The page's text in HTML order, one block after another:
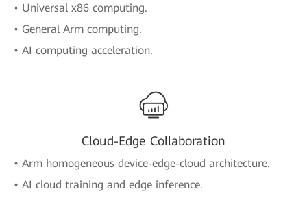
• Universal x86 computing.
• General Arm computing.
• AI computing acceleration.
Cloud-Edge Collaboration
• Arm homogeneous device-edge-cloud architecture.
• AI cloud training and edge inference.